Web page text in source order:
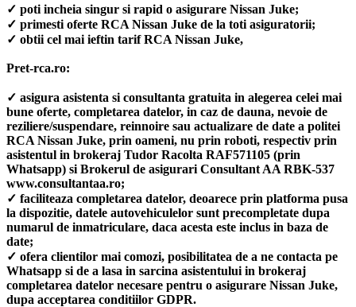
✓ poti incheia singur si rapid o asigurare Nissan Juke;
✓ primesti oferte RCA Nissan Juke de la toti asiguratorii;
✓ obtii cel mai ieftin tarif RCA Nissan Juke,
Pret-rca.ro:
✓ asigura asistenta si consultanta gratuita in alegerea celei mai
bune oferte, completarea datelor, in caz de dauna, nevoie de
reziliere/suspendare, reinnoire sau actualizare de date a politei
RCA Nissan Juke, prin oameni, nu prin roboti, respectiv prin
asistentul in brokeraj Tudor Racolta RAF571105 (prin
Whatsapp) si Brokerul de asigurari Consultant AA RBK-537
www.consultantaa.ro;
✓ faciliteaza completarea datelor, deoarece prin platforma pusa
la dispozitie, datele autovehiculelor sunt precompletate dupa
numarul de inmatriculare, daca acesta este inclus in baza de
date;
✓ ofera clientilor mai comozi, posibilitatea de a ne contacta pe
Whatsapp si de a lasa in sarcina asistentului in brokeraj
completarea datelor necesare pentru o asigurare Nissan Juke,
dupa acceptarea conditiilor GDPR.